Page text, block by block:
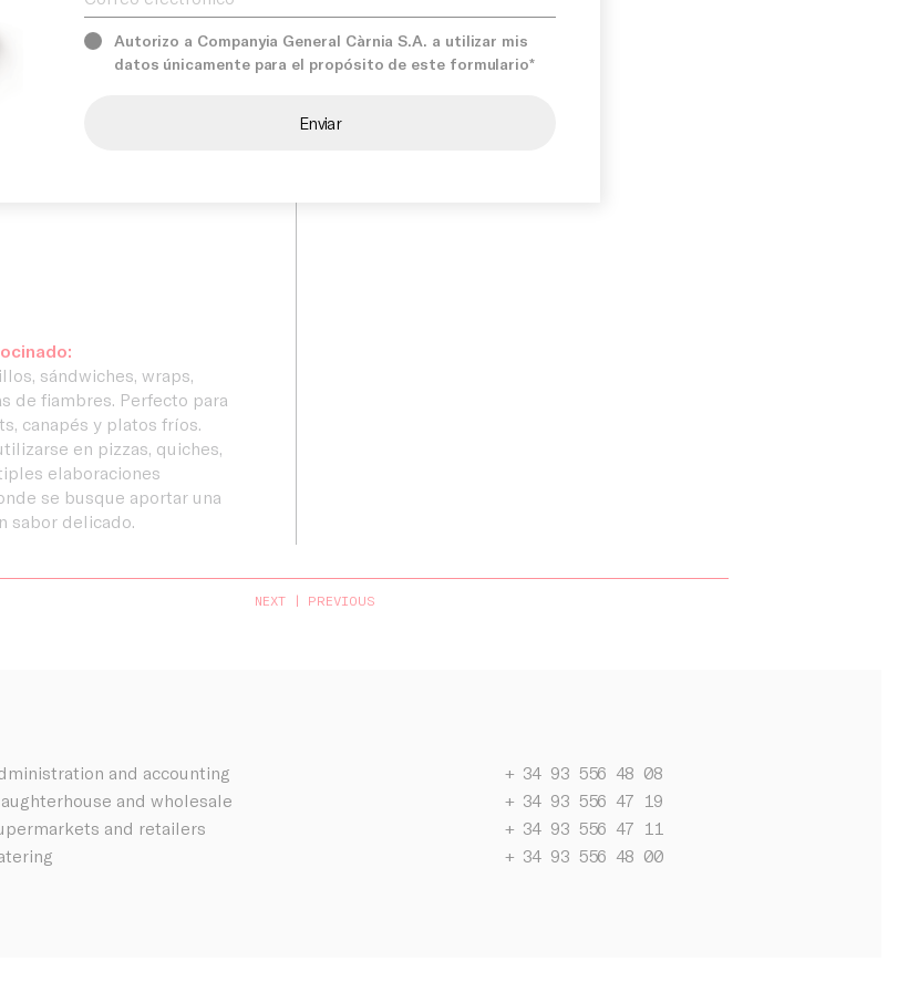
Services
Our promise
en cualquier
productos de
para ofrecer
versátiles y
sándwiches, wraps,
de fiambres. Perfecto para
canapés y platos fríos.
en pizzas, quiches,
elaboraciones
se busque aportar una
sabor delicado.
Unidad de facturacion:Kg
NEXT PREVIOUS
and accounting
+ 34 93 556 48 08
and wholesale
+ 34 93 556 47 19
and retailers
+ 34 93 556 47 11
+ 34 93 556 48 00
Autorizo a Companyia General Càrnia S.A. a utilizar mis
datos únicamente para el propósito de este formulario*